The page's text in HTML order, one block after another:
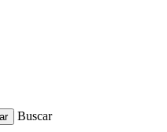
Buscar